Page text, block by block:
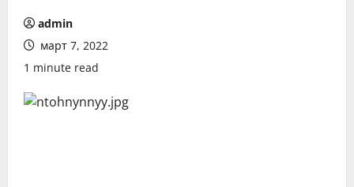
admin
март 7, 2022
1 minute read